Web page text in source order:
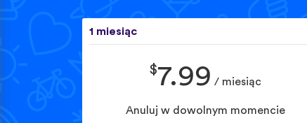
1 miesiąc
$7.99 / miesiąc
Anuluj w dowolnym momencie